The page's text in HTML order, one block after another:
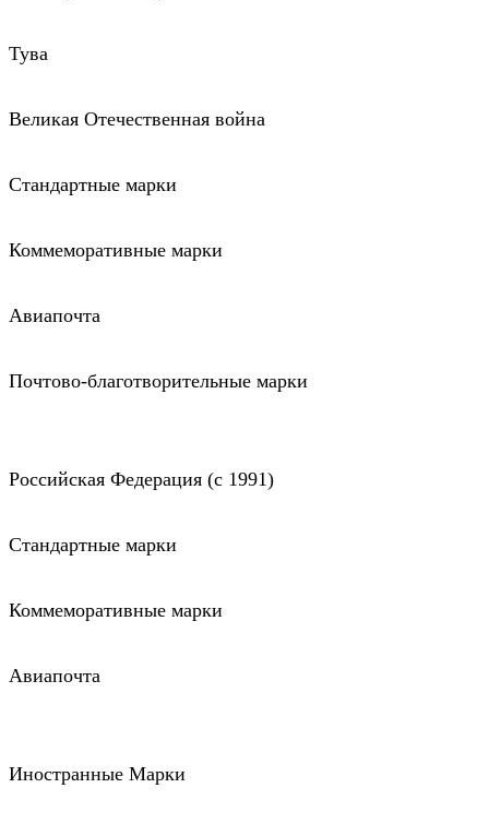
Тува
Великая Отечественная война
Стандартные марки
Коммеморативные марки
Авиапочта
Почтово-благотворительные марки
Российская Федерация (c 1991)
Стандартные марки
Коммеморативные марки
Авиапочта
Иностранные Марки